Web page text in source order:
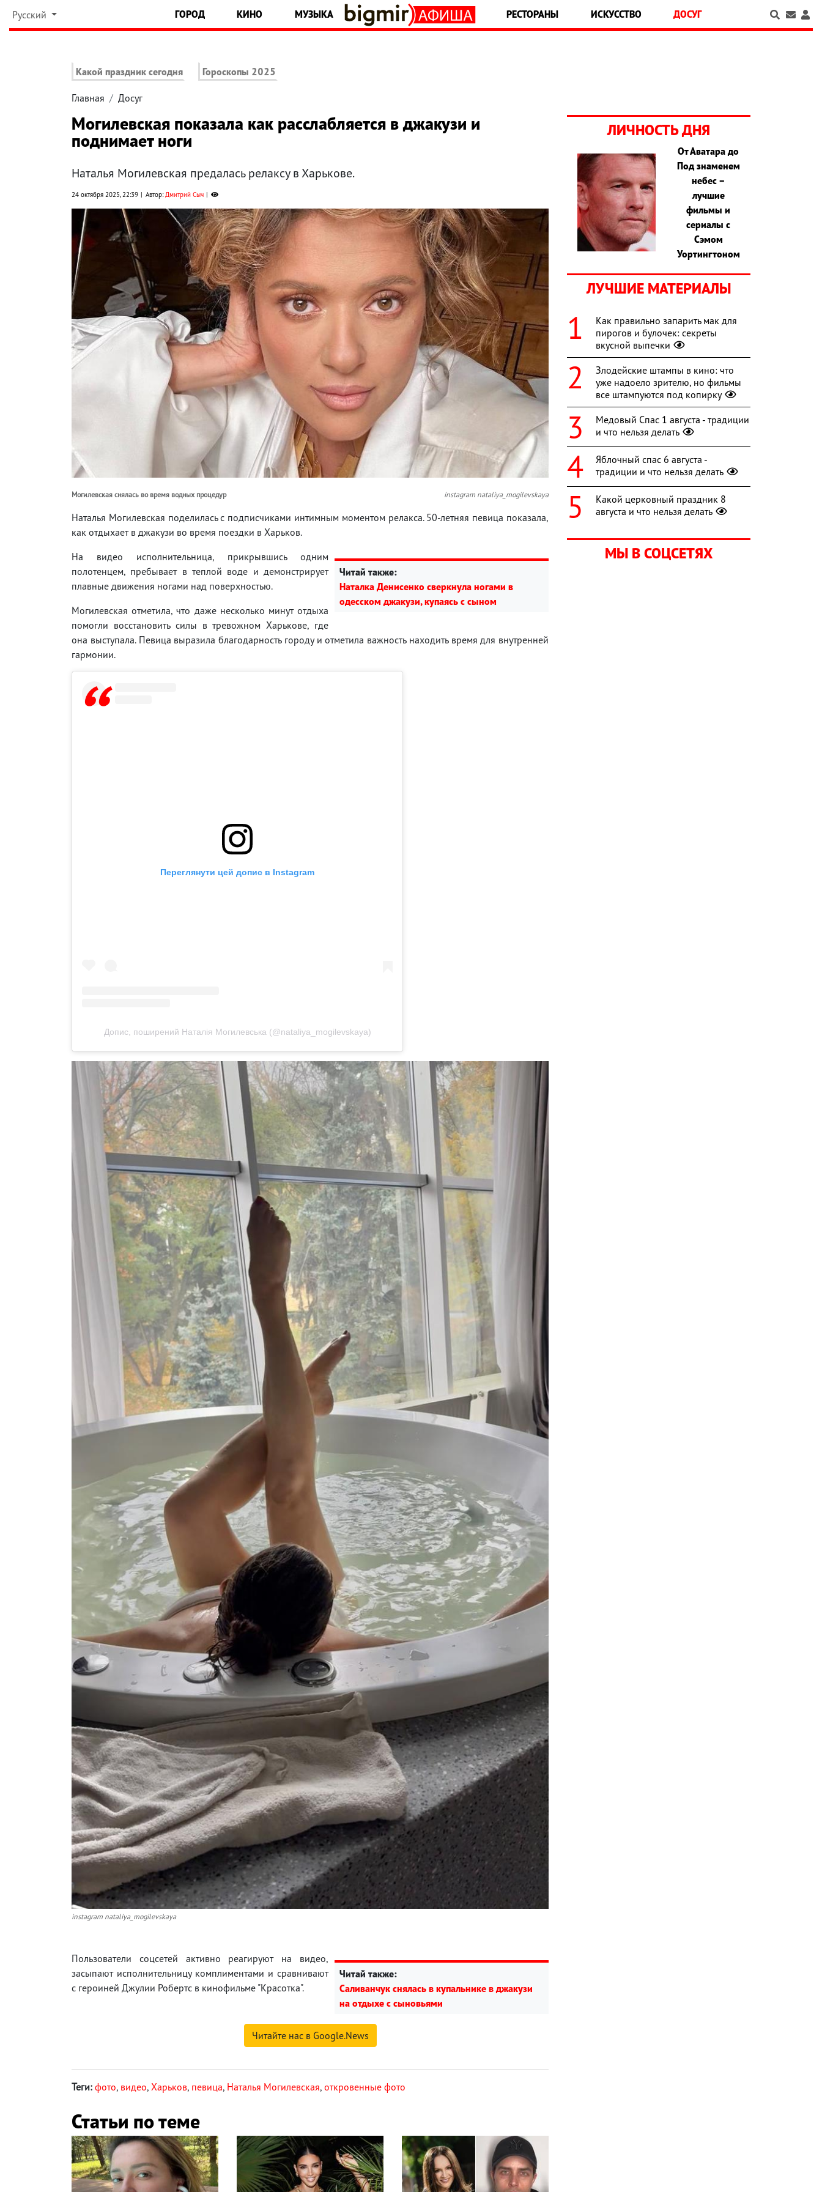
Русский ГОРОД КИНО МУЗЫКА РЕСТОРАНЫ ИСКУССТВО ДОСУГ
Какой праздник сегодня Гороскопы 2025
Главная Досуг
Могилевская показала как расслабляется в джакузи и
поднимает ноги
Наталья Могилевская предалась релаксу в Харькове.
24 октября 2025, 22:39 Автор:Дмитрий Сыч
Могилевская снялась во время водных процедур instagram nataliya_mogilevskaya
Наталья Могилевская поделилась с подписчиками интимным моментом релакса. 50-летняя певица показала,
как отдыхает в джакузи во время поездки в Харьков.
Читай также:
Наталка Денисенко сверкнула ногами в
одесском джакузи, купаясь с сыном
На видео исполнительница, прикрывшись одним
полотенцем, пребывает в теплой воде и демонстрирует
плавные движения ногами над поверхностью.
Могилевская отметила, что даже несколько минут отдыха
помогли восстановить силы в тревожном Харькове, где
она выступала. Певица выразила благодарность городу и отметила важность находить время для внутренней
гармонии.
Переглянути цей допис в Instagram
Допис, поширений Наталія Могилевська (@nataliya_mogilevskaya)
instagram nataliya_mogilevskaya
Читай также:
Саливанчук снялась в купальнике в джакузи
на отдыхе с сыновьями
Пользователи соцсетей активно реагируют на видео,
засыпают исполнительницу комплиментами и сравнивают
с героиней Джулии Робертс в кинофильме "Красотка".
Читайте нас в Google.News
Теги: фото, видео, Харьков, певица, Наталья Могилевская, откровенные фото
Статьи по теме
ЛИЧНОСТЬ ДНЯ
От Аватара до
Под знаменем
небес –
лучшие
фильмы и
сериалы с
Сэмом
Уортингтоном
ЛУЧШИЕ МАТЕРИАЛЫ
Как правильно запарить мак для
пирогов и булочек: секреты
вкусной выпечки
Злодейские штампы в кино: что
уже надоело зрителю, но фильмы
все штампуются под копирку
Медовый Спас 1 августа - традиции
и что нельзя делать
Яблочный спас 6 августа -
традиции и что нельзя делать
Какой церковный праздник 8
августа и что нельзя делать
МЫ В СОЦСЕТЯХ